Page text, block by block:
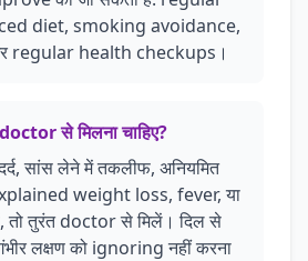
diet, smoking avoidance,
regular health checkups।
से मिलना चाहिए?
सांस लेने में तकलीफ, अनियमित
weight loss, fever, या
तो तुरंत doctor से मिलें। दिल से
लक्षण को ignoring नहीं करना